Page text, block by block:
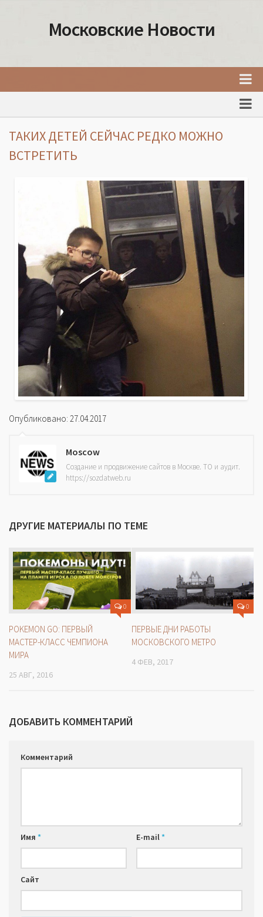
Московские Новости
События Москвы
Товары и услуги Москвы
ТАКИХ ДЕТЕЙ СЕЙЧАС РЕДКО МОЖНО
ВСТРЕТИТЬ
Опубликовано: 27.04.2017
Moscow
Создание и продвижение сайтов в Москве. ТО и аудит.
https://sozdatweb.ru
ДРУГИЕ МАТЕРИАЛЫ ПО ТЕМЕ
0
POKEMON GO: ПЕРВЫЙ
МАСТЕР-КЛАСС ЧЕМПИОНА
МИРА
25 АВГ, 2016
0
ПЕРВЫЕ ДНИ РАБОТЫ
МОСКОВСКОГО МЕТРО
4 ФЕВ, 2017
ДОБАВИТЬ КОММЕНТАРИЙ
Комментарий
Имя * E-mail*
Сайт